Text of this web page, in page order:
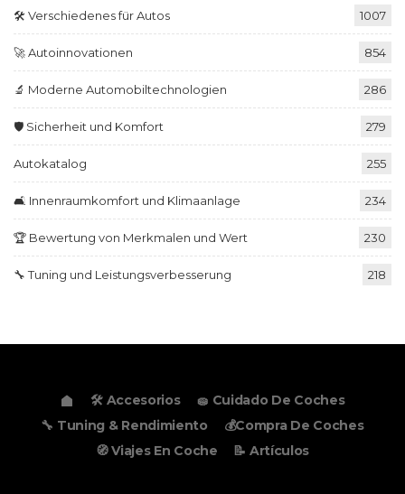
🛠️ Verschiedenes für Autos 1007
🚀 Autoinnovationen 854
🔬 Moderne Automobiltechnologien 286
🛡️ Sicherheit und Komfort 279
Autokatalog 255
🛋️ Innenraumkomfort und Klimaanlage 234
🏆 Bewertung von Merkmalen und Wert 230
🔧 Tuning und Leistungsverbesserung 218
🛠️ Accesorios
🧽 Cuidado De Coches
🔧 Tuning & Rendimiento
💰Compra De Coches
🧭 Viajes En Coche
📝 Artículos